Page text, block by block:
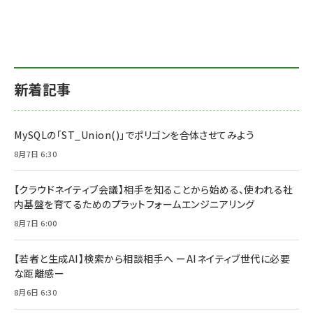
新着記事
MySQLの「ST_Union()」でポリゴンを合体させてみよう
8月7日 6:30
【クラウドネイティブ会議】相手を知ることから始める、使われる社
内基盤を育てるためのプラットフォームエンジニアリング
8月7日 6:00
【若者と生成AI】検索から相談相手へ ーAIネイティブ世代に必要
な距離感ー
8月6日 6:30